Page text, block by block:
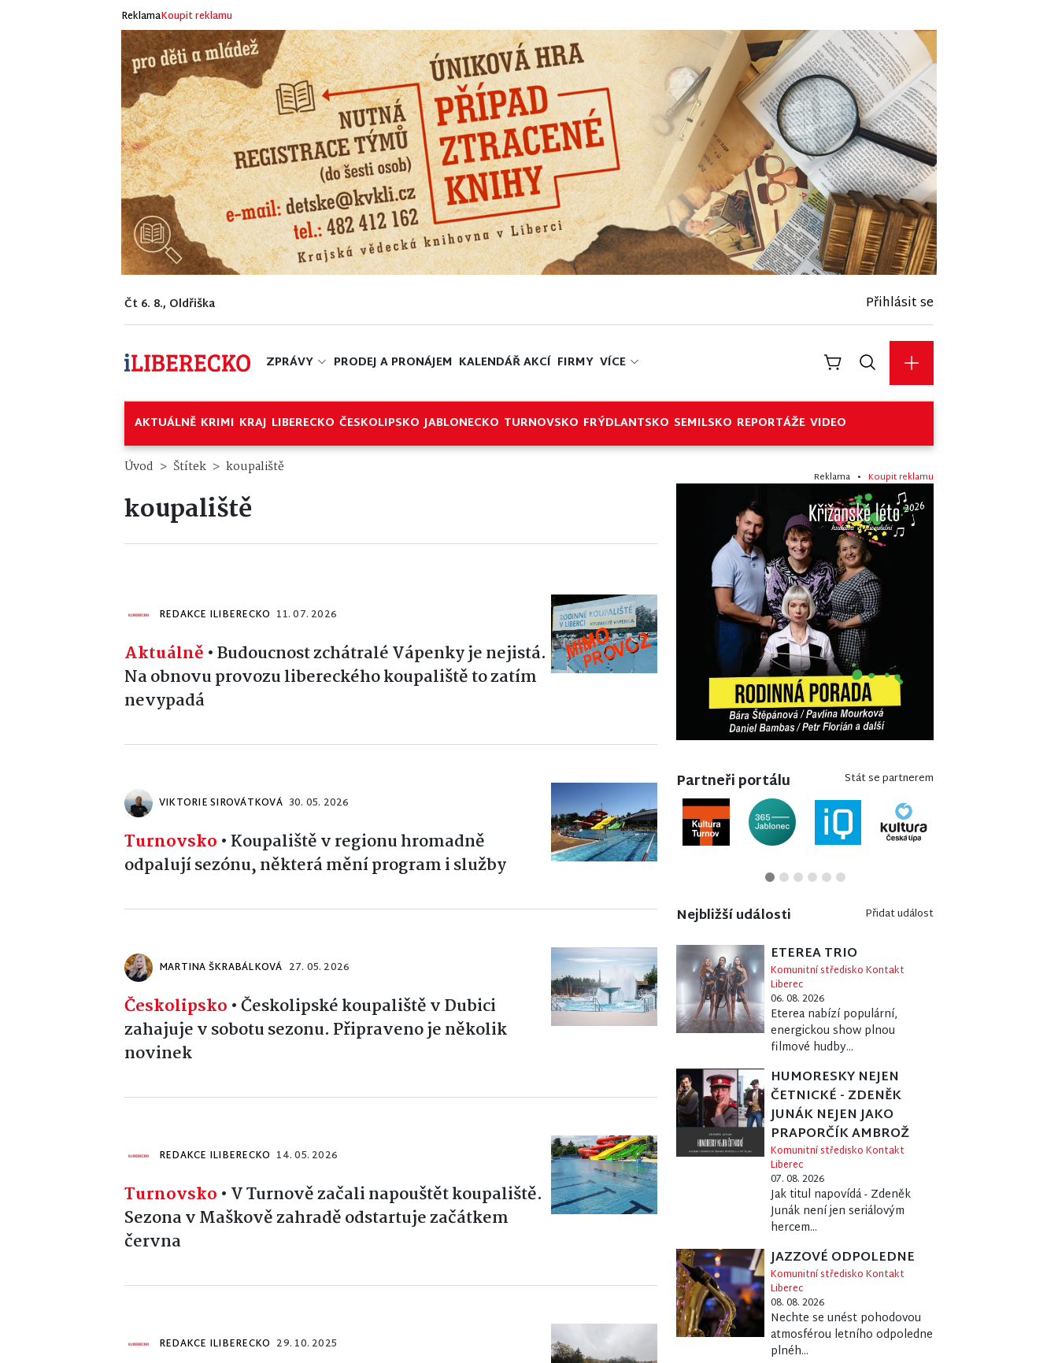
ReklamaKoupit reklamu
Čt 6. 8., Oldřiška Přihlásit se
ZPRÁVY PRODEJ A PRONÁJEM KALENDÁŘ AKCÍ FIRMY VÍCE
AKTUÁLNĚ KRIMI KRAJ LIBERECKO ČESKOLIPSKO JABLONECKO TURNOVSKO FRÝDLANTSKO SEMILSKO REPORTÁŽE VIDEO
Úvod Štítek koupaliště
koupaliště
REDAKCE ILIBERECKO 11. 07. 2026
Aktuálně •Budoucnost zchátralé Vápenky je nejistá.
Na obnovu provozu libereckého koupaliště to zatím
nevypadá
VIKTORIE SIROVÁTKOVÁ 30. 05. 2026
Turnovsko • Koupaliště v regionu hromadně
odpalují sezónu, některá mění program i služby
MARTINA ŠKRABÁLKOVÁ 27. 05. 2026
Českolipsko •Českolipské koupaliště v Dubici
zahajuje v sobotu sezonu. Připraveno je několik
novinek
REDAKCE ILIBERECKO 14. 05. 2026
Turnovsko • V Turnově začali napouštět koupaliště.
Sezona v Maškově zahradě odstartuje začátkem
června
REDAKCE ILIBERECKO 29. 10. 2025
Reklama • Koupit reklamu
Partneři portálu Stát se partnerem
Nejbližší události Přidat událost
ETEREA TRIO
Komunitní středisko Kontakt
Liberec
06. 08. 2026
Eterea nabízí populární,
energickou show plnou
filmové hudby...
HUMORESKY NEJEN
ČETNICKÉ - ZDENĚK
JUNÁK NEJEN JAKO
PRAPORČÍK AMBROŽ
Komunitní středisko Kontakt
Liberec
07. 08. 2026
Jak titul napovídá - Zdeněk
Junák není jen seriálovým
hercem...
JAZZOVÉ ODPOLEDNE
Komunitní středisko Kontakt
Liberec
08. 08. 2026
Nechte se unést pohodovou
atmosférou letního odpoledne
plnéh...